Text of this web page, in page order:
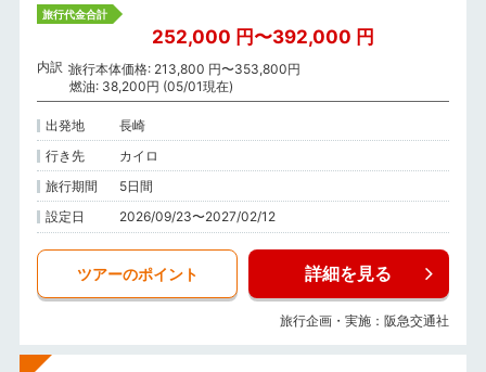
旅行代金合計
252,000 円〜392,000 円
内訳 旅行本体価格: 213,800 円〜353,800円
燃油: 38,200円 (05/01現在)
出発地
長崎
行き先
カイロ
旅行期間
5日間
設定日
2026/09/23〜2027/02/12
ツアーのポイント 詳細を見る
旅行企画・実施：阪急交通社